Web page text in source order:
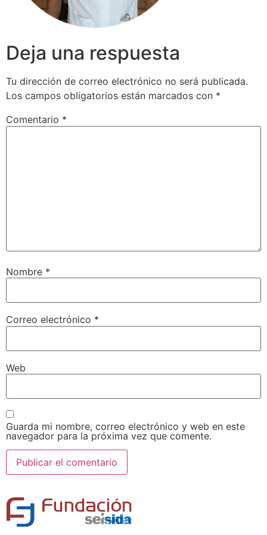
Deja una respuesta
Tu dirección de correo electrónico no será publicada.
Los campos obligatorios están marcados con *
Comentario *
Nombre *
Correo electrónico *
Web
Guarda mi nombre, correo electrónico y web en este
navegador para la próxima vez que comente.